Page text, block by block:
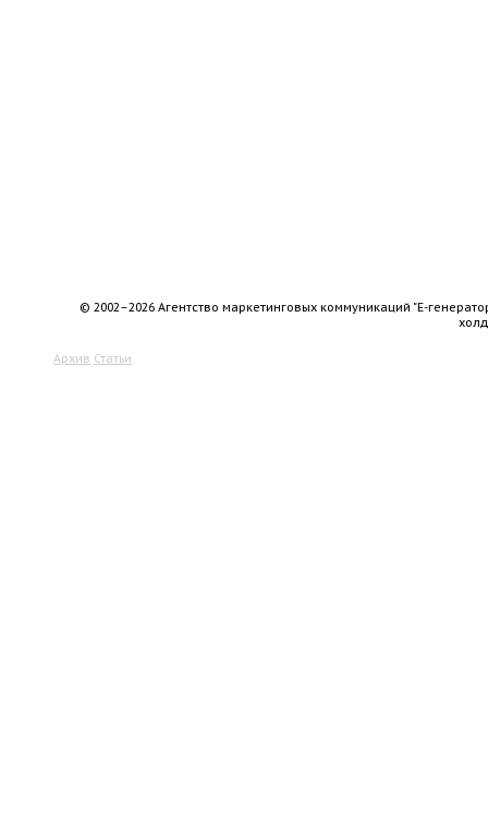
© 2002–2026 Агентство маркетинговых коммуникаций "Е-
Архив Статьи